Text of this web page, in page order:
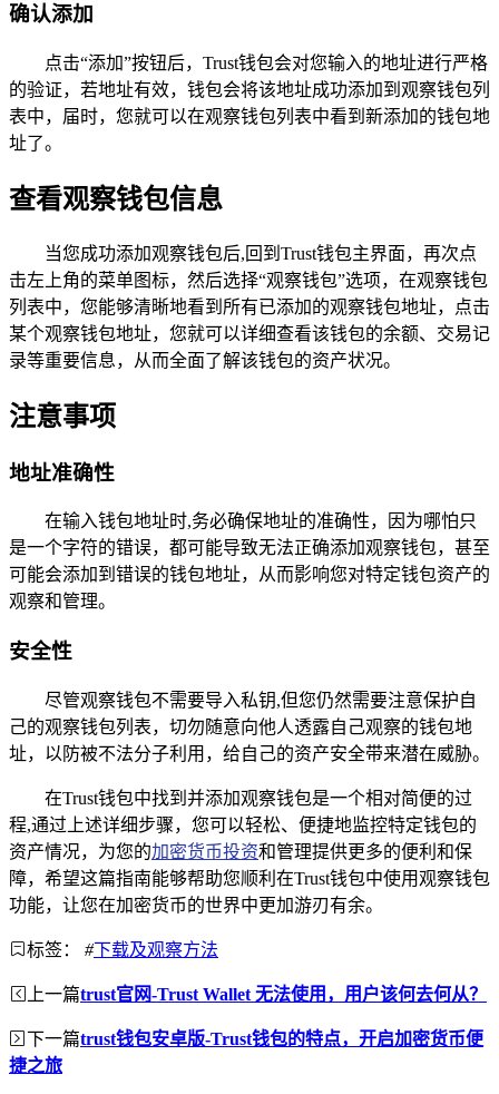
确认添加
点击“添加”按钮后，Trust钱包会对您输入的地址进行严格
的验证，若地址有效，钱包会将该地址成功添加到观察钱包列
表中，届时，您就可以在观察钱包列表中看到新添加的钱包地
址了。
查看观察钱包信息
当您成功添加观察钱包后,回到Trust钱包主界面，再次点
击左上角的菜单图标，然后选择“观察钱包”选项，在观察钱包
列表中，您能够清晰地看到所有已添加的观察钱包地址，点击
某个观察钱包地址，您就可以详细查看该钱包的余额、交易记
录等重要信息，从而全面了解该钱包的资产状况。
注意事项
地址准确性
在输入钱包地址时,务必确保地址的准确性，因为哪怕只
是一个字符的错误，都可能导致无法正确添加观察钱包，甚至
可能会添加到错误的钱包地址，从而影响您对特定钱包资产的
观察和管理。
安全性
尽管观察钱包不需要导入私钥,但您仍然需要注意保护自
己的观察钱包列表，切勿随意向他人透露自己观察的钱包地
址，以防被不法分子利用，给自己的资产安全带来潜在威胁。
在Trust钱包中找到并添加观察钱包是一个相对简便的过
程,通过上述详细步骤，您可以轻松、便捷地监控特定钱包的
资产情况，为您的加密货币投资和管理提供更多的便利和保
障，希望这篇指南能够帮助您顺利在Trust钱包中使用观察钱包
功能，让您在加密货币的世界中更加游刃有余。
标签： #下载及观察方法
上一篇trust官网-Trust Wallet 无法使用，用户该何去何从？
下一篇trust钱包安卓版-Trust钱包的特点，开启加密货币便
捷之旅